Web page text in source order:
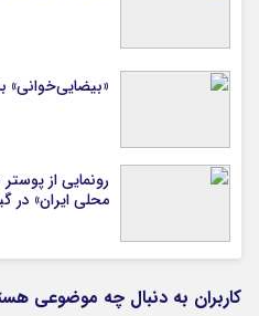
«بیضایی‌خوانی»
رونمایی از
محلی ایران» در
کاربران به دنبال چه موضوعی